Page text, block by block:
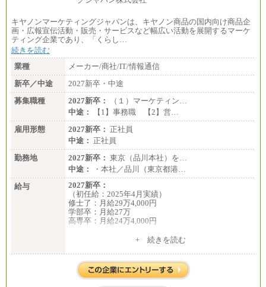
キヤノンマーケティングジャパンは、キヤノン商品の国内向け商品企
画・広報宣伝活動・販売・サービスなど幅広い活動を展開するマーケ
ティング企業であり、「くらし…
続きを読む
業種
メーカー/商社/IT/情報通信
新卒／中途
2027新卒・中途
募集職種
2027新卒：
（１）マーケティン…
中途：
【1】事務職 【2】営…
雇用形態
2027新卒： 正社員
中途： 正社員
勤務地
2027新卒： 東京（品川本社）を…
中途：
・本社／品川（東京都港…
給与
2027新卒：
（初任給：2025年4月実績）
修士了：月給29万4,000円
学部卒：月給27万
高専卒：月給24万4,000円
月給 250,000円～350,000円
想定年収 420万円～600万円
入社時の処遇（基本給・賞与）は経験・スキルを考
+ 続きを読む